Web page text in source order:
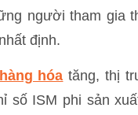
người tham gia
định.
hóa tăng, thị
số ISM phi sản